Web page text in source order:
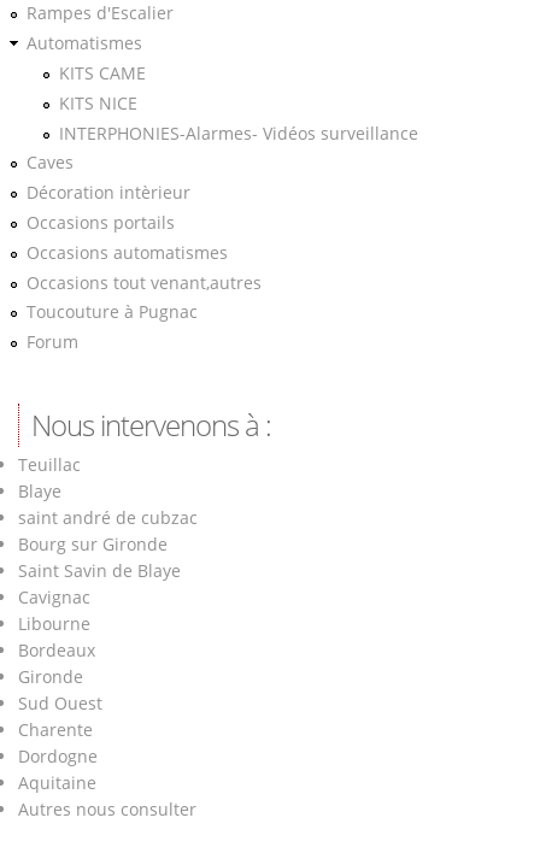
Rampes d'Escalier
Automatismes
KITS CAME
KITS NICE
INTERPHONIES-Alarmes- Vidéos surveillance
Caves
Décoration intèrieur
Occasions portails
Occasions automatismes
Occasions tout venant,autres
Toucouture à Pugnac
Forum
Nous intervenons à :
Teuillac
Blaye
saint andré de cubzac
Bourg sur Gironde
Saint Savin de Blaye
Cavignac
Libourne
Bordeaux
Gironde
Sud Ouest
Charente
Dordogne
Aquitaine
Autres nous consulter